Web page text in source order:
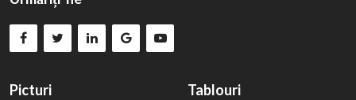
Picturi Tablouri